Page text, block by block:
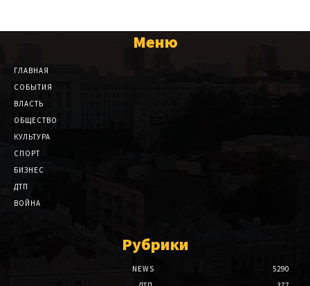
Меню
ГЛАВНАЯ
СОБЫТИЯ
ВЛАСТЬ
ОБЩЕСТВО
КУЛЬТУРА
СПОРТ
БИЗНЕС
ДТП
ВОЙНА
Рубрики
NEWS
5290